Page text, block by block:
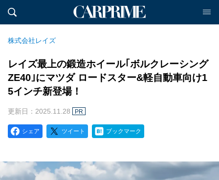
株式会社レイズ
レイズ最上の鍛造ホイール｢ボルクレーシング
ZE40｣にマツダ ロードスター&軽自動車向け1
5インチ新登場！
更新日：2025.11.28 PR
シェア ツイート ブックマーク